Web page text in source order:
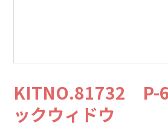
KITNO.81732 P-
ックウィドウ